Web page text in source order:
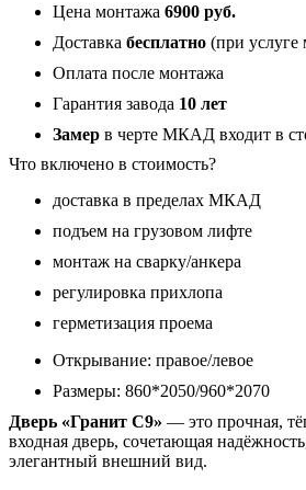
Цена монтажа 6900 руб.
Доставка бесплатно (при услуге
Оплата после монтажа
Гарантия завода 10 лет
Замер в черте МКАД входит в
Что включено в стоимость?
доставка в пределах МКАД
подъем на грузовом лифте
монтаж на сварку/анкера
регулировка прихлопа
герметизация проема
Открывание: правое/левое
Размеры: 860*2050/960*2070
Дверь «Гранит С9» — это прочная,
входная дверь, сочетающая
элегантный внешний вид.